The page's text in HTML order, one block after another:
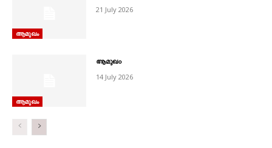
ആമുഖം
21 July 2026
ആമുഖം
ആമുഖം
14 July 2026